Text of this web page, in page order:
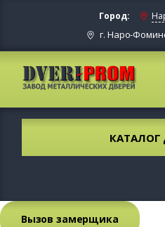
Город:
г. Наро-
КАТАЛОГ
Вызов замерщика